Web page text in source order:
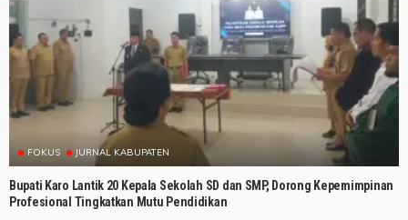
FOKUS JURNAL KABUPATEN
Bupati Karo Lantik 20 Kepala Sekolah SD dan SMP, Dorong Kepemimpinan
Profesional Tingkatkan Mutu Pendidikan